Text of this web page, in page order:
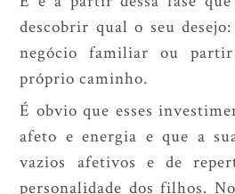
descobrir qual o seu
negócio familiar ou
próprio caminho.
É obvio que esses
afeto e energia e que a
vazios afetivos e de
personalidade dos filhos.